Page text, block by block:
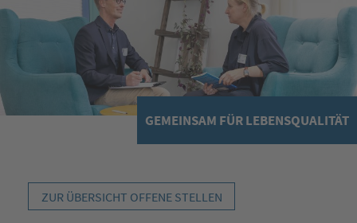
GEMEINSAM FÜR LEBENSQUALITÄT
ZUR ÜBERSICHT OFFENE STELLEN